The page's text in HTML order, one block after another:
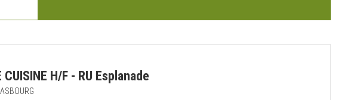
CUISINE H/F - RU Esplanade